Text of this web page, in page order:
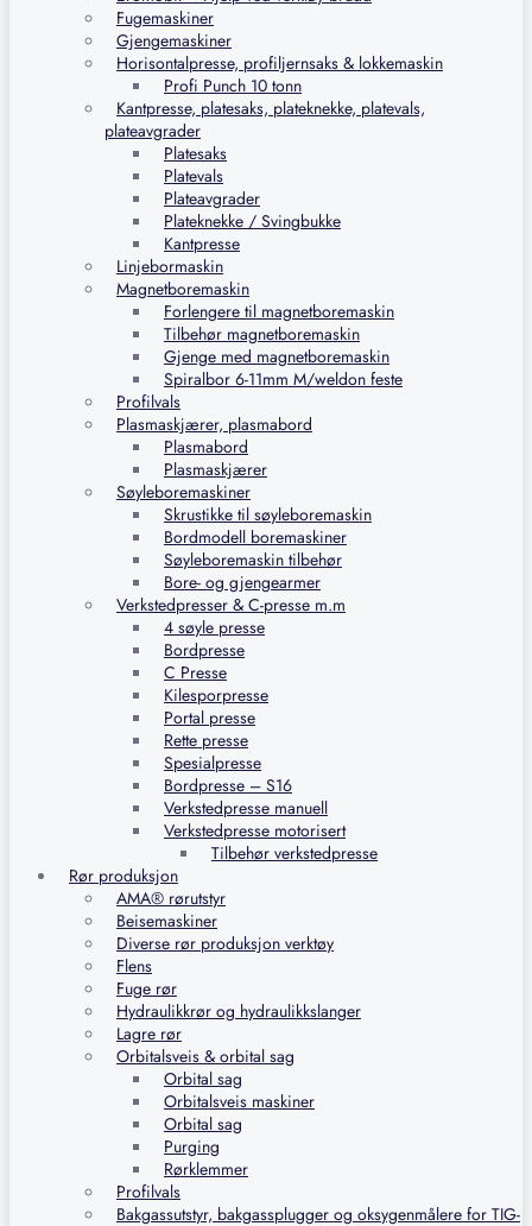
Fugemaskiner
Gjengemaskiner
Horisontalpresse, profiljernsaks & lokkemaskin
Profi Punch 10 tonn
Kantpresse, platesaks, plateknekke, platevals,
plateavgrader
Platesaks
Platevals
Plateavgrader
Plateknekke / Svingbukke
Kantpresse
Linjebormaskin
Magnetboremaskin
Forlengere til magnetboremaskin
Tilbehør magnetboremaskin
Gjenge med magnetboremaskin
Spiralbor 6-11mm M/weldon feste
Profilvals
Plasmaskjærer, plasmabord
Plasmabord
Plasmaskjærer
Søyleboremaskiner
Skrustikke til søyleboremaskin
Bordmodell boremaskiner
Søyleboremaskin tilbehør
Bore- og gjengearmer
Verkstedpresser & C-presse m.m
4 søyle presse
Bordpresse
C Presse
Kilesporpresse
Portal presse
Rette presse
Spesialpresse
Bordpresse – S16
Verkstedpresse manuell
Verkstedpresse motorisert
Tilbehør verkstedpresse
Rør produksjon
AMA® rørutstyr
Beisemaskiner
Diverse rør produksjon verktøy
Flens
Fuge rør
Hydraulikkrør og hydraulikkslanger
Lagre rør
Orbitalsveis & orbital sag
Orbital sag
Orbitalsveis maskiner
Orbital sag
Purging
Rørklemmer
Profilvals
Bakgassutstyr, bakgassplugger og oksygenmålere for TIG-